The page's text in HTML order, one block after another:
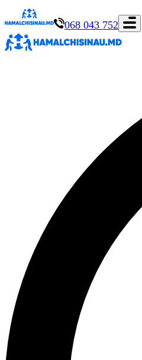
068 043 752